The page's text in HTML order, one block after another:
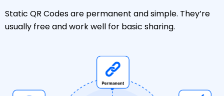
Static QR Codes are permanent and simple. They’re
usually free and work well for basic sharing.